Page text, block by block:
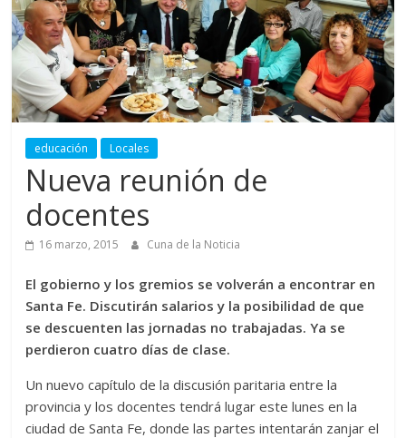
educación Locales
Nueva reunión de
docentes
16 marzo, 2015 Cuna de la Noticia
El gobierno y los gremios se volverán a encontrar en
Santa Fe. Discutirán salarios y la posibilidad de que
se descuenten las jornadas no trabajadas. Ya se
perdieron cuatro días de clase.
Un nuevo capítulo de la discusión paritaria entre la
provincia y los docentes tendrá lugar este lunes en la
ciudad de Santa Fe, donde las partes intentarán zanjar el